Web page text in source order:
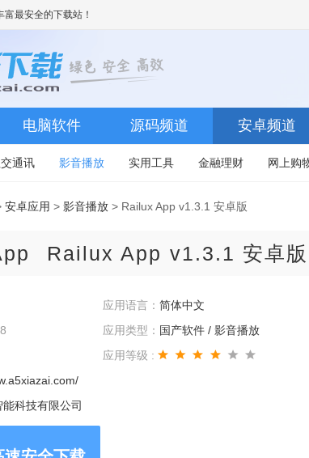
最安全的下载站！
电脑软件 源码频道 安卓频道
通讯 影音播放 实用工具 金融理财 网上购
安卓应用 > 影音播放 > Railux App v1.3.1 安卓版
Railux App v1.3.1 安卓版
应用语言： 简体中文
应用类型： 国产软件 / 影音播放
应用等级 :
科技有限公司